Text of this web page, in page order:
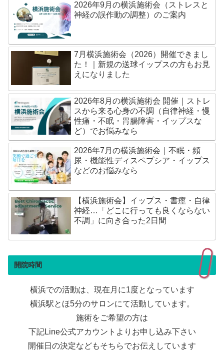
2026年9月の横浜施術会（ストレスと
神経の誤作動の調整）のご案内
7月横浜施術会（2026）開催できまし
た！｜新規の送球イップスの方もお見
えになりました
2026年8月の横浜施術会 開催｜ストレ
スから来る心身の不調（自律神経・慢
性痛・不眠・胃腸障害・イップスな
ど）でお悩みなら
2026年7月の横浜施術会｜不眠・頻
尿・機能性ディスペプシア・イップス
などのお悩みなら
【横浜施術会】イップス・書痙・自律
神経…「どこに行っても良くならない
不調」に向き合った2日間
開院時間
横浜での活動は、現在月に1度となっています
横浜駅とほ5分のサロンにて活動しています。
施術をご希望の方は
下記Line公式アカウントよりお申し込み下さい
開催日の決定などもそちらでお伝えしています